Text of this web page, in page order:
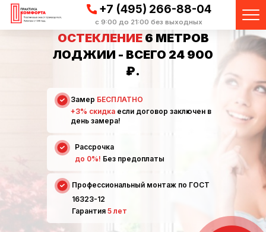
+7 (495) 266-88-04
с 9:00 до 21:00 без выходных
ОСТЕКЛЕНИЕ6 МЕТРОВ
ЛОДЖИИ - ВСЕГО 24 900
₽.
Замер БЕСПЛАТНО
+3% скидка если договор заключен в
день замера!
Рассрочка
до 0%! Без предоплаты
Профессиональный монтаж по ГОСТ
16323-12
Гарантия 5 лет